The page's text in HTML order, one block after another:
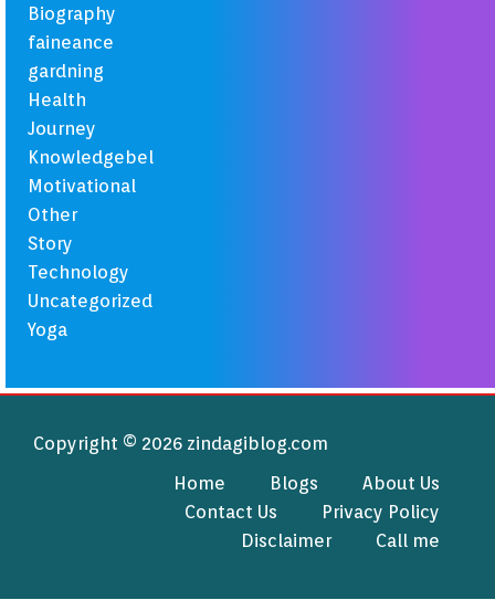
Biography
faineance
gardning
Health
Journey
Knowledgebel
Motivational
Other
Story
Technology
Uncategorized
Yoga
Copyright © 2026 zindagiblog.com
Home
Blogs
About Us
Contact Us
Privacy Policy
Disclaimer
Call me